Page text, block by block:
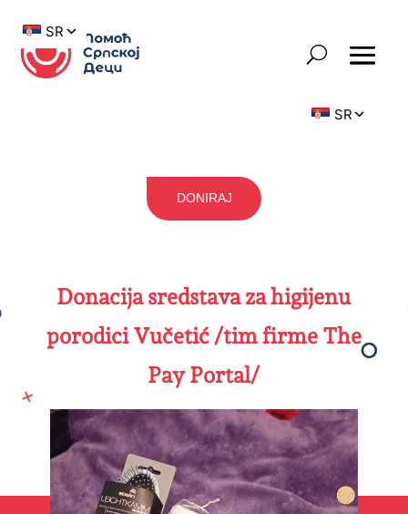
DONIRAJ
Donacija sredstava za higijenu
porodici Vučetić /tim firme The
Pay Portal/